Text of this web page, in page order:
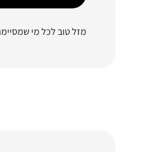
מזל טוב לכל מי